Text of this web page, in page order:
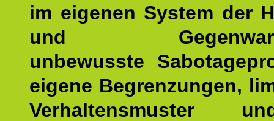
im eigenen System der
und
unbewusste
eigene Begrenzungen,
Verhaltensmuster